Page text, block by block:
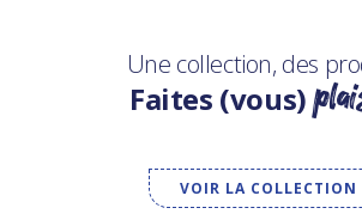
Une collection, des
Faites (vous)
VOIR LA COLLECTION